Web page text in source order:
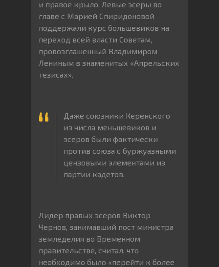
и правое крыло. Левые эсеры во
главе с Марией Спиридоновой
поддержали курс большевиков на
переход всей власти Советам,
провозглашенный Владимиром
Лениным в знаменитых «Апрельских
тезисах».
Даже союзники Керенского
из числа меньшевиков и
эсеров были фактически
против союза с буржуазными
цензовыми элементами из
партии кадетов.
Лидер правых эсеров Виктор
Чернов, занимавший пост министра
земледелия во Временном
правительстве, считал, что
необходимо было «перейти к более